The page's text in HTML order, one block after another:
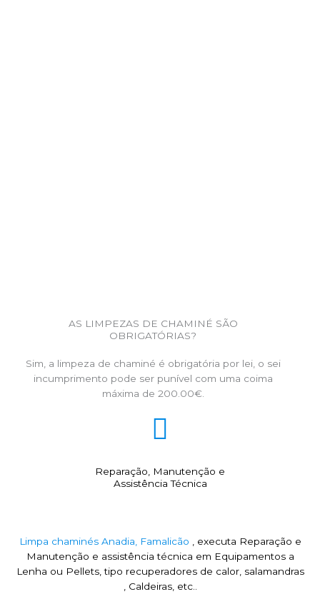
AS LIMPEZAS DE CHAMINÉ SÃO
OBRIGATÓRIAS?
Sim, a limpeza de chaminé é obrigatória por lei, o sei
incumprimento pode ser punível com uma coima
máxima de 200.00€.
Reparação, Manutenção e
Assistência Técnica
Limpa chaminés Anadia, Famalicão , executa Reparação e
Manutenção e assistência técnica em Equipamentos a
Lenha ou Pellets, tipo recuperadores de calor, salamandras
, Caldeiras, etc..